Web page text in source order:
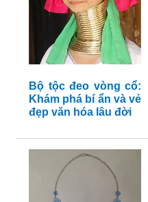
Bộ tộc đeo vòng cổ:
Khám phá bí ẩn và vẻ
đẹp văn hóa lâu đời